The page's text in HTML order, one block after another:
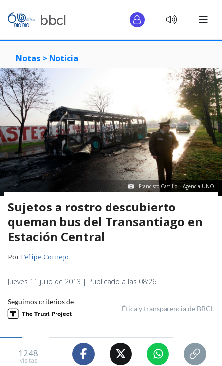
Notas > Noticia
Francisco Castillo | Agencia UNO
Sujetos a rostro descubierto
queman bus del Transantiago en
Estación Central
PorFelipe Cornejo
Jueves 11 julio de 2013 | Publicado a las 08:26
Seguimos criterios de
Ética y transparencia de BBCL
1248
visitas